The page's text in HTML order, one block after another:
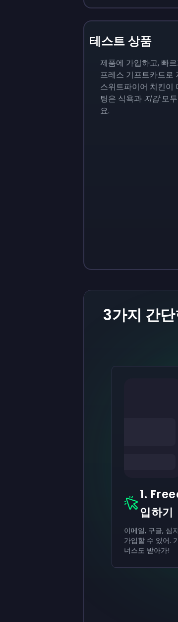
테스트 상품
제품에 가입하고, 빠
프레스 기프트카드로
스위트파이어 치킨이
팅은 식욕과 지갑모두
요.
3가지 간
1.
입하기
이메일, 구글, 심
가입할 수 있어.
너스도 받아가!